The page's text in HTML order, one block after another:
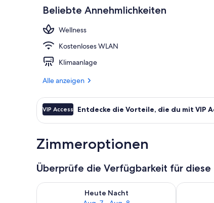
Beliebte Annehmlichkeiten
Wellness
Kostenloses WLAN
Klimaanlage
Alle anzeigen
VIP Access Entdecke die Vorteile, die du mit VIP
Zimmeroptionen
Überprüfe die Verfügbarkeit für diese
Heute Nacht
Überprüfe die Verfügbarkeit für heute Nacht,